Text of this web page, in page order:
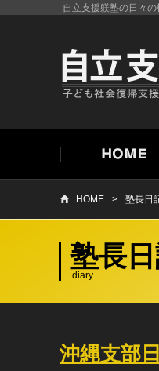
自立支援躾塾の日々
HOME 塾長日
塾長
diary
沖縄支部